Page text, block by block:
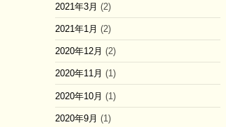
2021年3月 (2)
2021年1月 (2)
2020年12月 (2)
2020年11月 (1)
2020年10月 (1)
2020年9月 (1)